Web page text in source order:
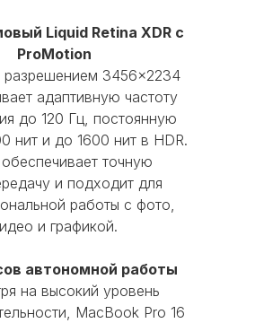
Liquid Retina XDR с
ProMotion
разрешением 3456×2234
адаптивную частоту
до 120 Гц, постоянную
нит и до 1600 нит в HDR.
точную
и подходит для
работы с фото,
и графикой.
автономной работы
на высокий уровень
MacBook Pro 16
защищены
- выходные